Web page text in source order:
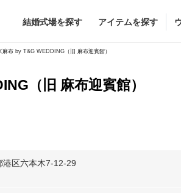
結婚式場を探す アイテムを探す
ドレス
（メーカー直
Flower
麻布 by T&G WEDDING（旧 麻布迎賓館）
（旧 麻布迎賓館）
区六本木7-12-29